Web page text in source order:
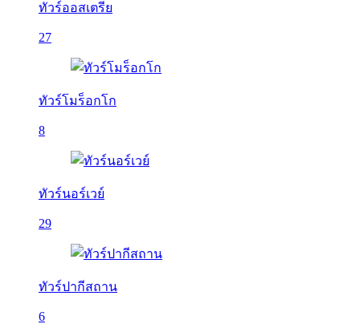
ทัวร์ออสเตรีย
27
ทัวร์โมร็อกโก
8
ทัวร์นอร์เวย์
29
ทัวร์ปากีสถาน
6